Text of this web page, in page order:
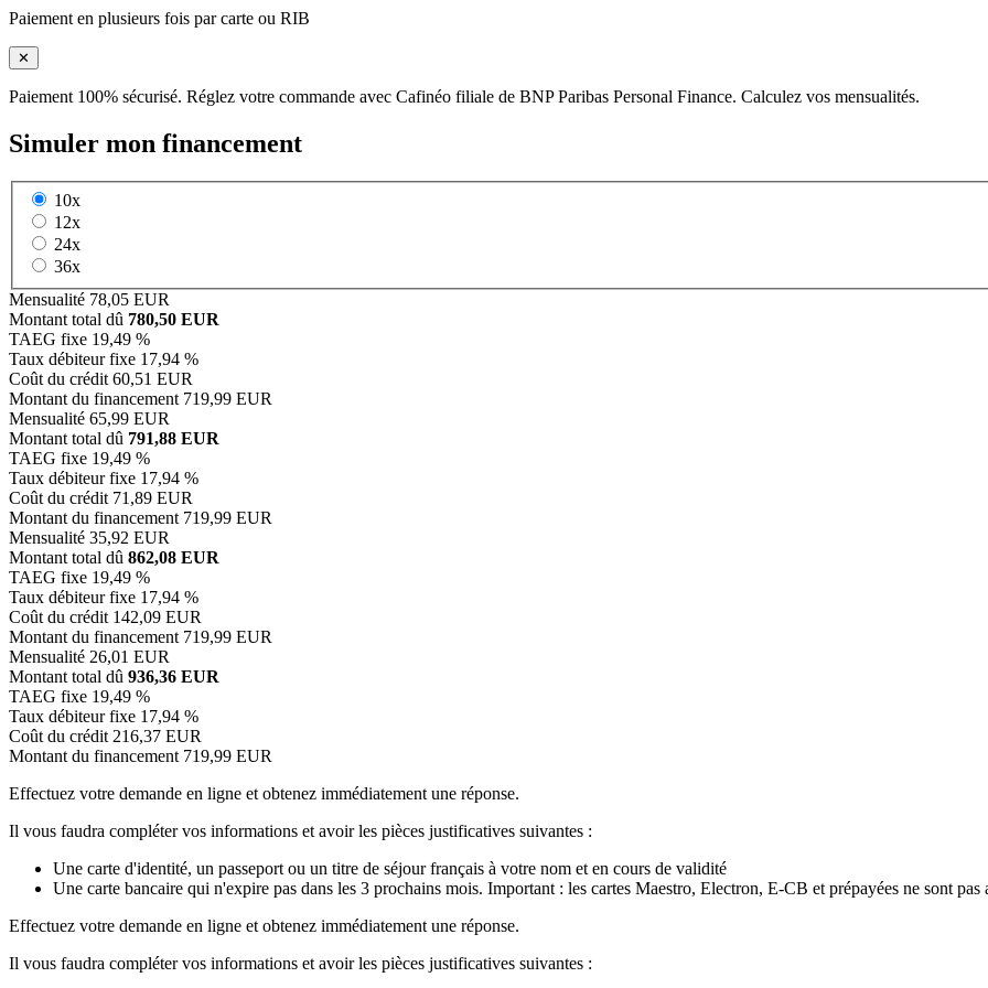
Paiement en plusieurs fois par carte ou RIB
✕
Paiement 100% sécurisé. Réglez votre commande avec Cafinéo filiale de BNP Paribas Personal Finance. Calculez vos mensualités.
Simuler mon financement
10x
12x
24x
36x
Mensualité 78,05 EUR
Montant total dû 780,50 EUR
TAEG fixe 19,49 %
Taux débiteur fixe 17,94 %
Coût du crédit 60,51 EUR
Montant du financement 719,99 EUR
Mensualité 65,99 EUR
Montant total dû 791,88 EUR
TAEG fixe 19,49 %
Taux débiteur fixe 17,94 %
Coût du crédit 71,89 EUR
Montant du financement 719,99 EUR
Mensualité 35,92 EUR
Montant total dû 862,08 EUR
TAEG fixe 19,49 %
Taux débiteur fixe 17,94 %
Coût du crédit 142,09 EUR
Montant du financement 719,99 EUR
Mensualité 26,01 EUR
Montant total dû 936,36 EUR
TAEG fixe 19,49 %
Taux débiteur fixe 17,94 %
Coût du crédit 216,37 EUR
Montant du financement 719,99 EUR
Effectuez votre demande en ligne et obtenez immédiatement une réponse.
Il vous faudra compléter vos informations et avoir les pièces justificatives suivantes :
Une carte d'identité, un passeport ou un titre de séjour français à votre nom et en cours de validité
Une carte bancaire qui n'expire pas dans les 3 prochains mois. Important : les cartes Maestro, Electron, E-CB et prépayées ne sont pas
Effectuez votre demande en ligne et obtenez immédiatement une réponse.
Il vous faudra compléter vos informations et avoir les pièces justificatives suivantes :